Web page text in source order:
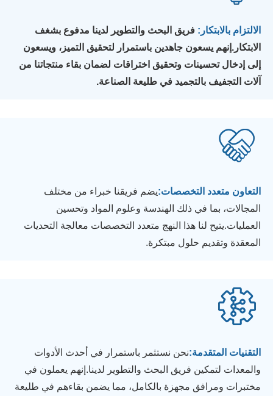
الالتزام بالابتكار: فريق البحث والتطوير لدينا مدفوع بشغف
الابتكار.إنهم يسعون جاهدين باستمرار لتحقيق التميز، ويسعون
إلى إدخال تحسينات وتحقيق اختراقات لضمان بقاء منتجاتنا من
آلات التجفيف بالتجميد في طليعة الصناعة.
التعاون متعدد التخصصات:يضم فريقنا خبراء من مختلف
المجالات، بما في ذلك الهندسة وعلوم المواد وتحسين
العمليات.يتيح لنا هذا النهج متعدد التخصصات معالجة التحديات
المعقدة وتقديم حلول مبتكرة.
التقنيات المتقدمة:نحن نستثمر باستمرار في أحدث الأدوات
والمعدات لتمكين فريق البحث والتطوير لدينا.إنهم يعملون في
مختبرات ومرافق مجهزة بالكامل، مما يضمن بقاءهم في طليعة